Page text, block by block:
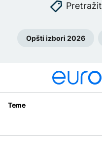
Opšti izbori 2026
Teme
Svijet